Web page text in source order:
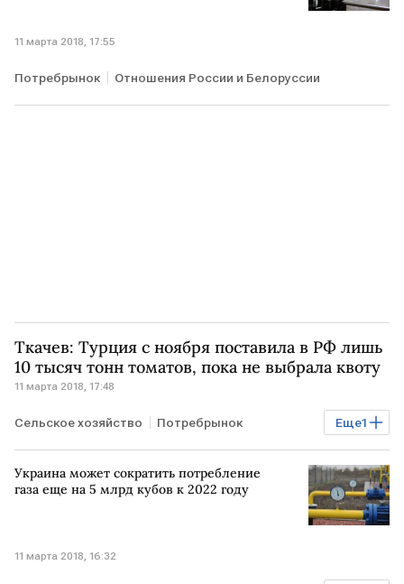
11 марта 2018, 17:55
Потребрынок Отношения России и Белоруссии
Ткачев: Турция с ноября поставила в РФ лишь
10 тысяч тонн томатов, пока не выбрала квоту
11 марта 2018, 17:48
Еще1
Сельское хозяйство Потребрынок
Отношения России и Турции
Украина может сократить потребление
газа еще на 5 млрд кубов к 2022 году
11 марта 2018, 16:32